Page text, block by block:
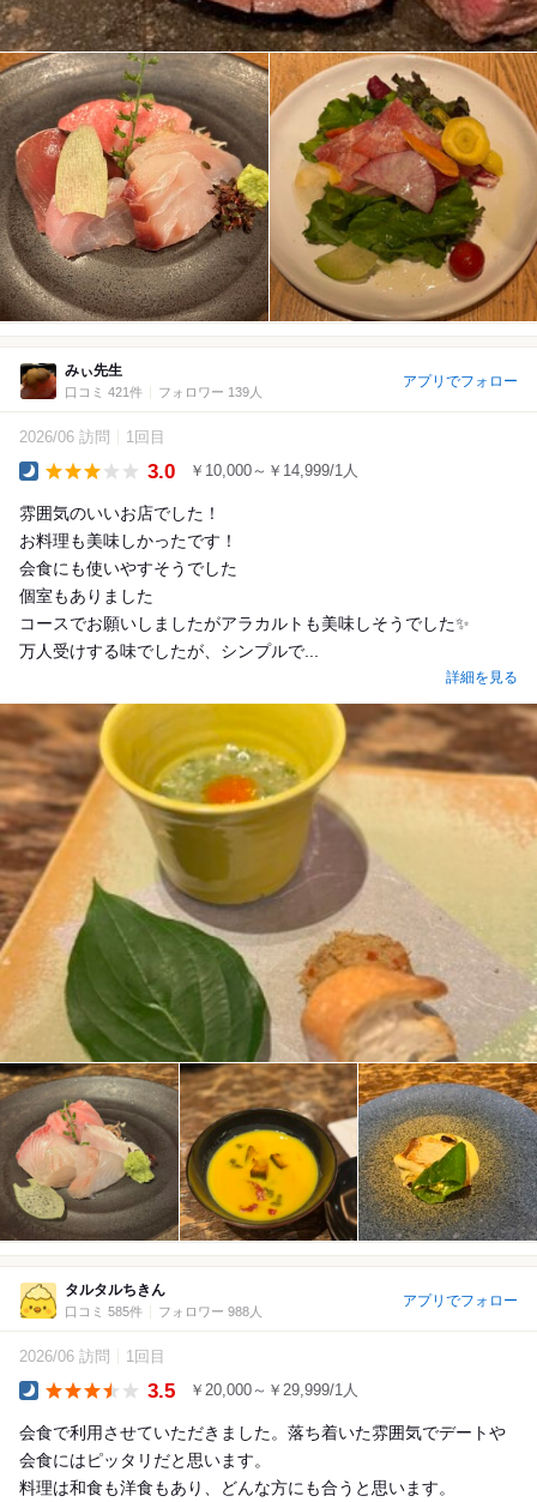
みぃ先生
口コミ 421件 フォロワー 139人
アプリでフォロー
2026/06 訪問 1回目
3.0 ￥10,000～￥14,999/1人
雰囲気のいいお店でした！
お料理も美味しかったです！
会食にも使いやすそうでした
個室もありました
コースでお願いしましたがアラカルトも美味しそうでした✨
万人受けする味でしたが、シンプルで...
詳細を見る
タルタルちきん
口コミ 585件 フォロワー 988人
アプリでフォロー
2026/06 訪問 1回目
3.5 ￥20,000～￥29,999/1人
会食で利用させていただきました。落ち着いた雰囲気でデートや
会食にはピッタリだと思います。
料理は和食も洋食もあり、どんな方にも合うと思います。